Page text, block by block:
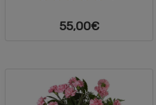
55,00€